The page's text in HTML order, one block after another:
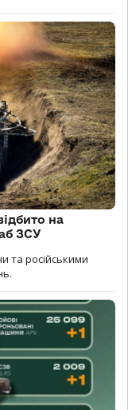
на
ЗСУ
та російськими